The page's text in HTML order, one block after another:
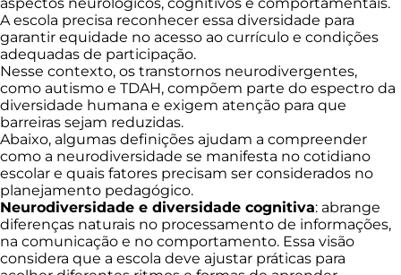
A escola precisa reconhecer essa diversidade para
garantir equidade no acesso ao currículo e condições
adequadas de participação.
Nesse contexto, os transtornos neurodivergentes,
como autismo e TDAH, compõem parte do espectro da
diversidade humana e exigem atenção para que
barreiras sejam reduzidas.
Abaixo, algumas definições ajudam a compreender
como a neurodiversidade se manifesta no cotidiano
escolar e quais fatores precisam ser considerados no
planejamento pedagógico.
Neurodiversidade e diversidade cognitiva: abrange
diferenças naturais no processamento de informações,
na comunicação e no comportamento. Essa visão
considera que a escola deve ajustar práticas para